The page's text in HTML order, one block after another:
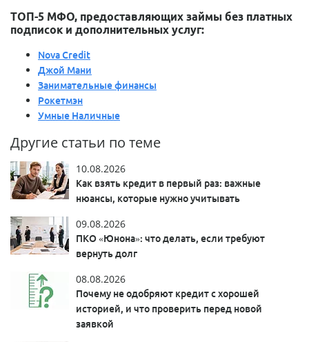
ТОП-5 МФО, предоставляющих займы без платных
подписок и дополнительных услуг:
Nova Credit
Джой Мани
Занимательные финансы
Рокетмэн
Умные Наличные
Другие статьи по теме
10.08.2026
Как взять кредит в первый раз: важные
нюансы, которые нужно учитывать
09.08.2026
ПКО «Юнона»: что делать, если требуют
вернуть долг
08.08.2026
Почему не одобряют кредит с хорошей
историей, и что проверить перед новой
заявкой